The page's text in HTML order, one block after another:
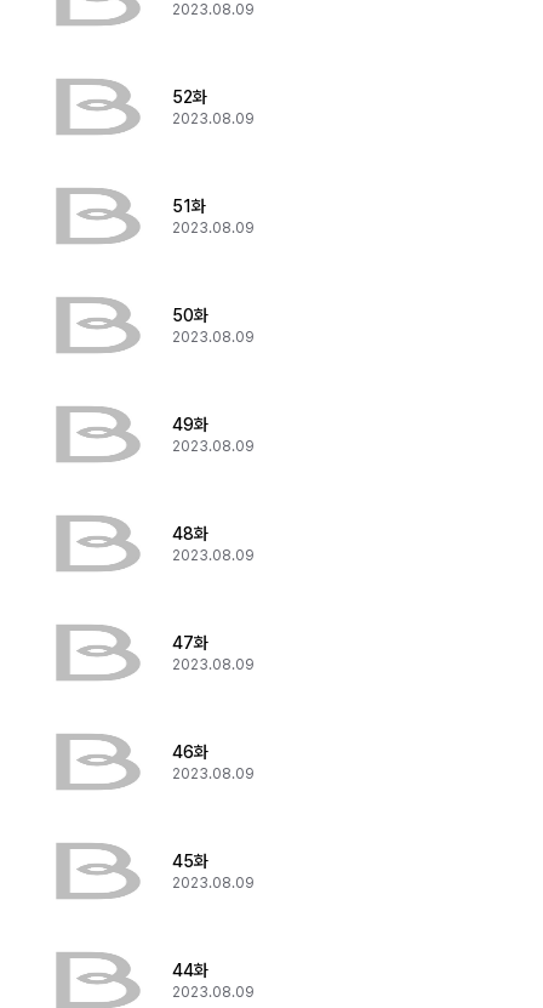
2023.08.09
52화
2023.08.09
51화
2023.08.09
50화
2023.08.09
49화
2023.08.09
48화
2023.08.09
47화
2023.08.09
46화
2023.08.09
45화
2023.08.09
44화
2023.08.09